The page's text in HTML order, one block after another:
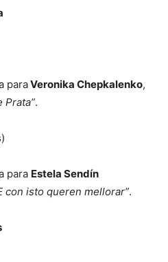
paraVeronika Chepkalenko,
Prata”.
para Estela Sendín
con isto queren mellorar”.